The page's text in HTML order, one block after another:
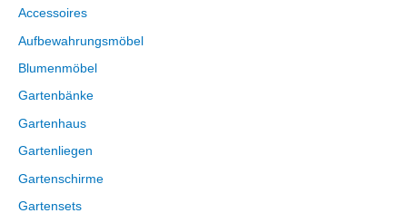
Accessoires
Aufbewahrungsmöbel
Blumenmöbel
Gartenbänke
Gartenhaus
Gartenliegen
Gartenschirme
Gartensets